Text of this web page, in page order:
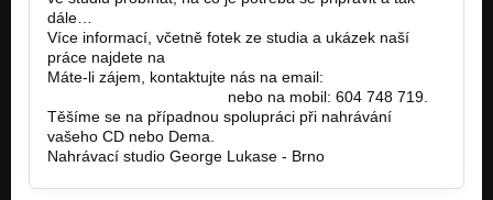
dále…
Více informací, včetně fotek ze studia a ukázek naší
práce najdete na
Máte-li zájem, kontaktujte nás na email:
nebo na mobil: 604 748 719.
Těšíme se na případnou spolupráci při nahrávání
vašeho CD nebo Dema.
Nahrávací studio George Lukase - Brno